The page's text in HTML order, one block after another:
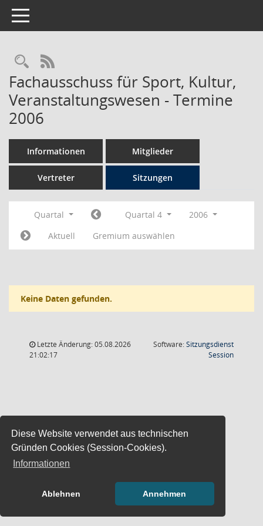
Diese Website verwendet aus technischen
Gründen Cookies (Session-Cookies).
Informationen
Ablehnen Annehmen
Toggle navigation
Rechercheauswahl
RSS-Feed
Fachausschuss für Sport, Kultur,
Veranstaltungswesen - Termine
2006
Informationen Mitglieder
Vertreter Sitzungen
Quartal Quartal 4
2006
Aktuell
Gremium auswählen
Keine Daten gefunden.
Letzte Änderung: 05.08.2026
21:02:17
Software:Sitzungsdienst
Session(Wird in